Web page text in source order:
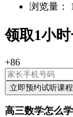
浏览量：
领取1小时
+86
高三数学怎么